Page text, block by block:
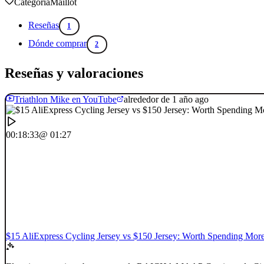
Categoría Maillot
Reseñas 1
Dónde comprar 2
Reseñas y valoraciones
Triathlon Mike en YouTube alrededor de 1 año ago
00:18:33@ 01:27
$15 AliExpress Cycling Jersey vs $150 Jersey: Worth Spending